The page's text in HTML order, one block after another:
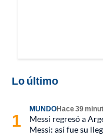
Lo último
MUNDOHace 39
Messi regresó a
Messi: así fue su